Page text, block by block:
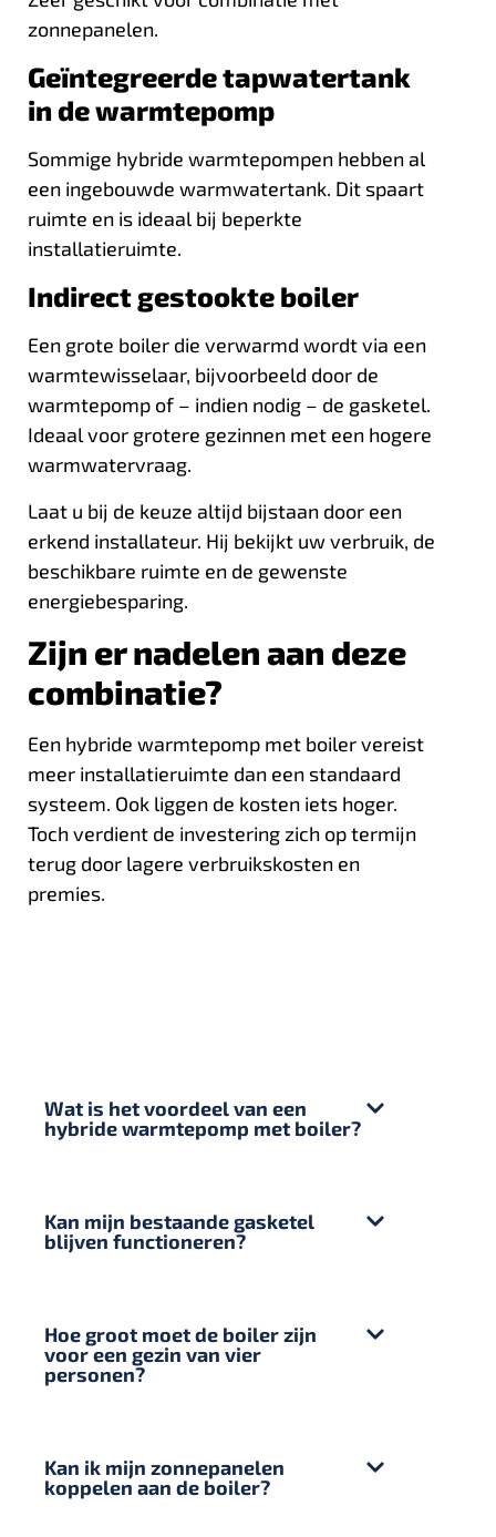
zonnepanelen.
Geïntegreerde tapwatertank
in de warmtepomp
Sommige hybride warmtepompen hebben al
een ingebouwde warmwatertank. Dit spaart
ruimte en is ideaal bij beperkte
installatieruimte.
Indirect gestookte boiler
Een grote boiler die verwarmd wordt via een
warmtewisselaar, bijvoorbeeld door de
warmtepomp of – indien nodig – de gasketel.
Ideaal voor grotere gezinnen met een hogere
warmwatervraag.
Laat u bij de keuze altijd bijstaan door een
erkend installateur. Hij bekijkt uw verbruik, de
beschikbare ruimte en de gewenste
energiebesparing.
Zijn er nadelen aan deze
combinatie?
Een hybride warmtepomp met boiler vereist
meer installatieruimte dan een standaard
systeem. Ook liggen de kosten iets hoger.
Toch verdient de investering zich op termijn
terug door lagere verbruikskosten en
premies.
Wat is het voordeel van een
hybride warmtepomp met boiler?
Kan mijn bestaande gasketel
blijven functioneren?
Hoe groot moet de boiler zijn
voor een gezin van vier
personen?
Kan ik mijn zonnepanelen
koppelen aan de boiler?